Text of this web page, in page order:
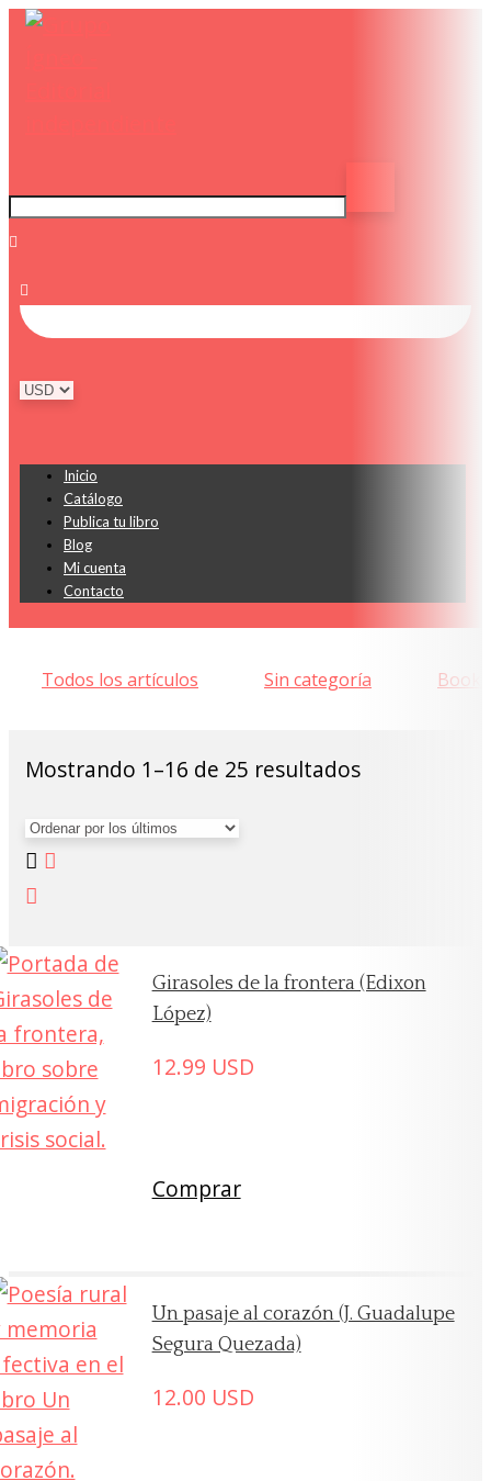
Inicio
Catálogo
Publica tu libro
Blog
Mi cuenta
Contacto
Todos los artículos Sin categoría
Mostrando 1–16 de 25 resultadosOrdenado
Girasoles de la frontera (Edixon
López)
12.99 USD
Comprar
Un pasaje al corazón (J. Guadalupe
Segura Quezada)
12.00 USD